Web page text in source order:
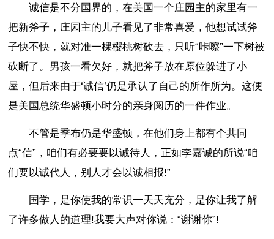
诚信是不分国界的，在美国一个庄园主的家里有一
把新斧子，庄园主的儿子看见了非常喜爱，他想试试斧
子快不快，就对准一棵樱桃树砍去，只听“咔嚓”一下树被
砍断了。男孩一看欠好，就把斧子放在原位躲进了小
屋，但后来由于‘诚信’仍是承认了自己的所作所为。这便
是美国总统华盛顿小时分的亲身阅历的一件作业。
不管是季布仍是华盛顿，在他们身上都有个共同
点“信”，咱们有必要要以诚待人，正如李嘉诚的所说“咱
们要以诚代人，别人才会以诚相报!”
国学，是你使我的常识一天天充分，是你让我了解
了许多做人的道理!我要大声对你说：“谢谢你”!